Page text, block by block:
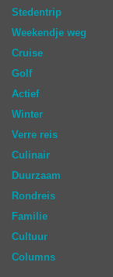
Stedentrip
Weekendje weg
Cruise
Golf
Actief
Winter
Verre reis
Culinair
Duurzaam
Rondreis
Familie
Cultuur
Columns